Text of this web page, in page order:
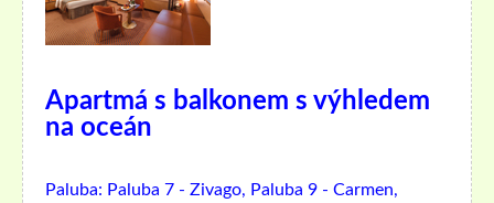
Apartmá s balkonem s výhledem
na oceán
Paluba: Paluba 7 - Zivago, Paluba 9 - Carmen,